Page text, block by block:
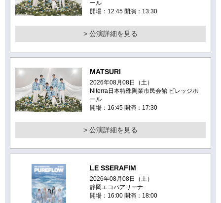
ール
開場：12:45 開演：13:30
> 公演詳細を見る
MATSURI
2026年08月08日（土）
Niterra日本特殊陶業市民会館 ビレッジホ
ール
開場：16:45 開演：17:30
> 公演詳細を見る
LE SSERAFIM
2026年08月08日（土）
静岡エコパアリーナ
開場：16:00 開演：18:00